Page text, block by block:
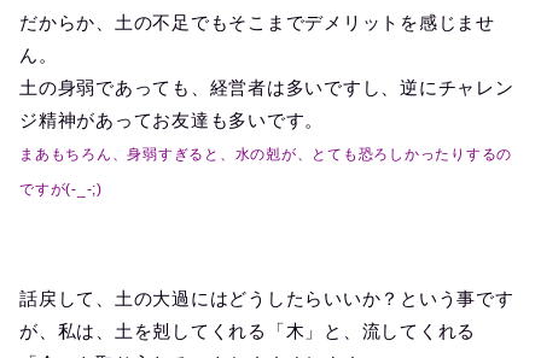
だからか、土の不足でもそこまでデメリットを感じませ
ん。
土の身弱であっても、経営者は多いですし、逆にチャレン
ジ精神があってお友達も多いです。
まあもちろん、身弱すぎると、水の剋が、とても恐ろしかったりするの
ですが(-_-;)
話戻して、土の大過にはどうしたらいいか？という事です
が、私は、土を剋してくれる「木」と、流してくれる